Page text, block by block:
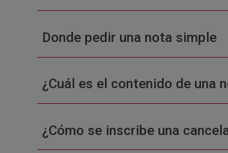
Donde pedir una nota simple
¿Cuál es el contenido de una
¿Cómo se inscribe una